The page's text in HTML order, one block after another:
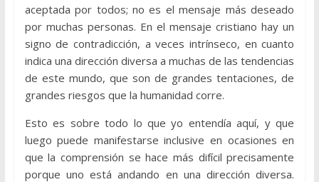
aceptada por todos; no es el mensaje más deseado
por muchas personas. En el mensaje cristiano hay un
signo de contradicción, a veces intrínseco, en cuanto
indica una dirección diversa a muchas de las tendencias
de este mundo, que son de grandes tentaciones, de
grandes riesgos que la humanidad corre.
Esto es sobre todo lo que yo entendía aquí, y que
luego puede manifestarse inclusive en ocasiones en
que la comprensión se hace más difícil precisamente
porque uno está andando en una dirección diversa.